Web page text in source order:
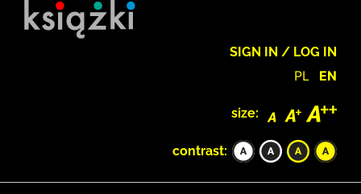
SIGN IN / LOG IN
PL EN
size:
contrast: